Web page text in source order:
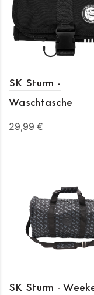
SK Sturm -
Waschtasche
29,99 €
SK Sturm -